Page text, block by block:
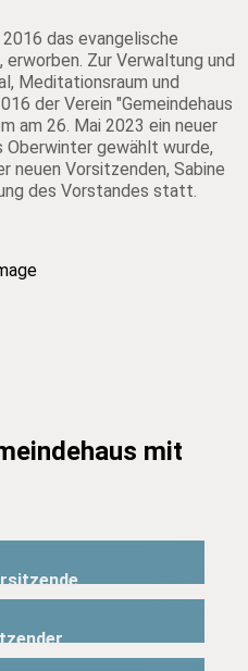
das evangelische
Zur Verwaltung und
Meditationsraum und
der Verein "Gemeindehaus
am 26. Mai 2023 ein neuer
Oberwinter gewählt wurde,
neuen Vorsitzenden, Sabine
des Vorstandes statt.
mit